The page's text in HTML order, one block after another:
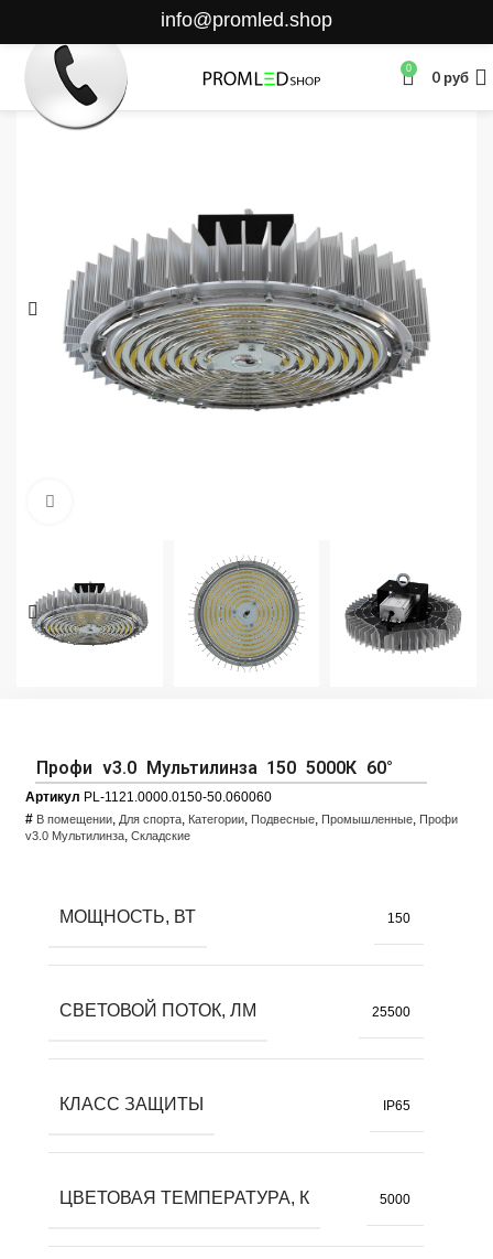
info@promled.shop
0 0руб
Профи v3.0 Мультилинза 150 5000К 60°
Артикул PL-1121.0000.0150-50.060060
# В помещении, Для спорта, Категории, Подвесные, Промышленные, Профи
v3.0 Мультилинза, Складские
МОЩНОСТЬ, ВТ 150
СВЕТОВОЙ ПОТОК, ЛМ 25500
КЛАСС ЗАЩИТЫ IP65
ЦВЕТОВАЯ ТЕМПЕРАТУРА, К 5000